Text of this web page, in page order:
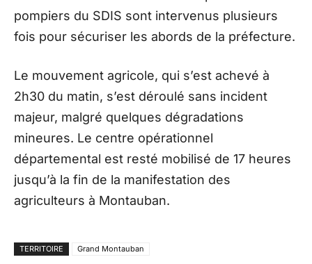
pompiers du SDIS sont intervenus plusieurs
fois pour sécuriser les abords de la préfecture.
Le mouvement agricole, qui s’est achevé à
2h30 du matin, s’est déroulé sans incident
majeur, malgré quelques dégradations
mineures. Le centre opérationnel
départemental est resté mobilisé de 17 heures
jusqu’à la fin de la manifestation des
agriculteurs à Montauban.
TERRITOIRE Grand Montauban